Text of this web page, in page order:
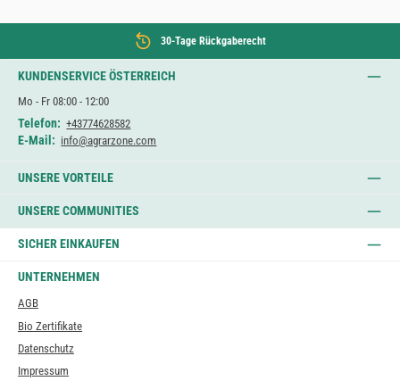
30-Tage Rückgaberecht
KUNDENSERVICE ÖSTERREICH
Mo - Fr 08:00 - 12:00
Telefon: +43774628582
E-Mail: info@agrarzone.com
UNSERE VORTEILE
UNSERE COMMUNITIES
SICHER EINKAUFEN
UNTERNEHMEN
AGB
Bio Zertifikate
Datenschutz
Impressum